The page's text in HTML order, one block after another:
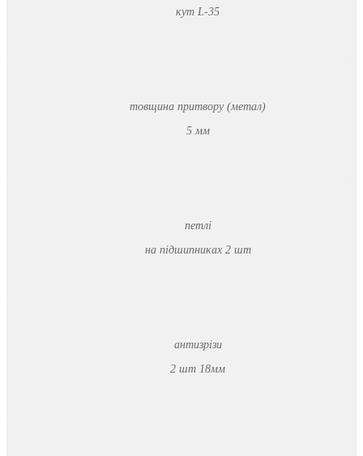
кут L-35
товщина притвору (метал)
5 мм
петлі
на підшипниках 2 шт
антизрізи
2 шт 18мм